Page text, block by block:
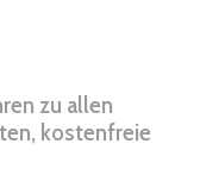
zu allen
kostenfreie